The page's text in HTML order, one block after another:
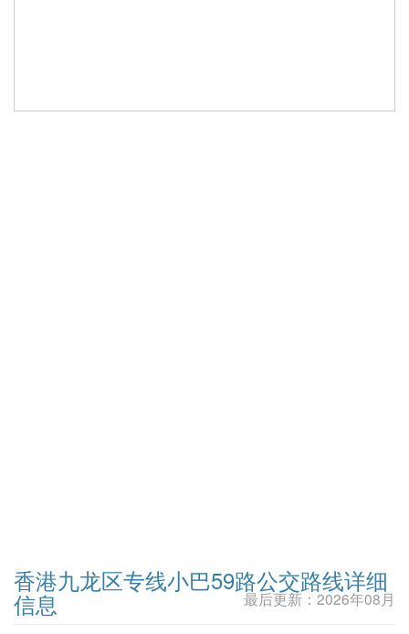
香港九龙区专线小巴59路公交路线详细
信息 最后更新：2026年08月